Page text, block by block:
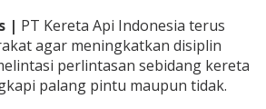
| PT Kereta Api Indonesia terus
agar meningkatkan disiplin
perlintasan sebidang kereta
palang pintu maupun tidak.